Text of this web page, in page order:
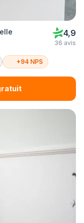
4,9
36 avis
+94 NPS